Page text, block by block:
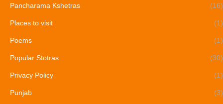
Pancharama Kshetras (16)
Places to visit (1)
Poems (1)
Popular Stotras (30)
Privacy Policy (1)
Punjab (3)